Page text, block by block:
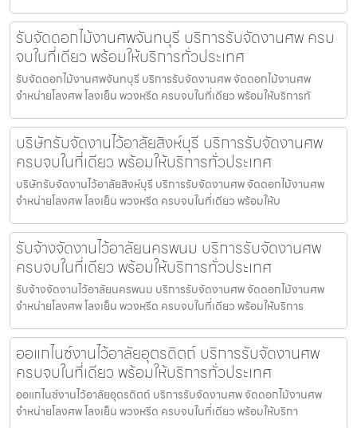
รับจัดดอกไม้งานศพจันทบุรี บริการรับจัดงานศพ ครบ
จบในที่เดียว พร้อมให้บริการทั่วประเทศ
รับจัดดอกไม้งานศพจันทบุรี บริการรับจัดงานศพ จัดดอกไม้งานศพ
จำหน่ายโลงศพ โลงเย็น พวงหรีด ครบจบในที่เดียว พร้อมให้บริการทั
บริษัทรับจัดงานไว้อาลัยสิงห์บุรี บริการรับจัดงานศพ
ครบจบในที่เดียว พร้อมให้บริการทั่วประเทศ
บริษัทรับจัดงานไว้อาลัยสิงห์บุรี บริการรับจัดงานศพ จัดดอกไม้งานศพ
จำหน่ายโลงศพ โลงเย็น พวงหรีด ครบจบในที่เดียว พร้อมให้บ
รับจ้างจัดงานไว้อาลัยนครพนม บริการรับจัดงานศพ
ครบจบในที่เดียว พร้อมให้บริการทั่วประเทศ
รับจ้างจัดงานไว้อาลัยนครพนม บริการรับจัดงานศพ จัดดอกไม้งานศพ
จำหน่ายโลงศพ โลงเย็น พวงหรีด ครบจบในที่เดียว พร้อมให้บริการ
ออแกไนซ์งานไว้อาลัยอุตรดิตถ์ บริการรับจัดงานศพ
ครบจบในที่เดียว พร้อมให้บริการทั่วประเทศ
ออแกไนซ์งานไว้อาลัยอุตรดิตถ์ บริการรับจัดงานศพ จัดดอกไม้งานศพ
จำหน่ายโลงศพ โลงเย็น พวงหรีด ครบจบในที่เดียว พร้อมให้บริกา